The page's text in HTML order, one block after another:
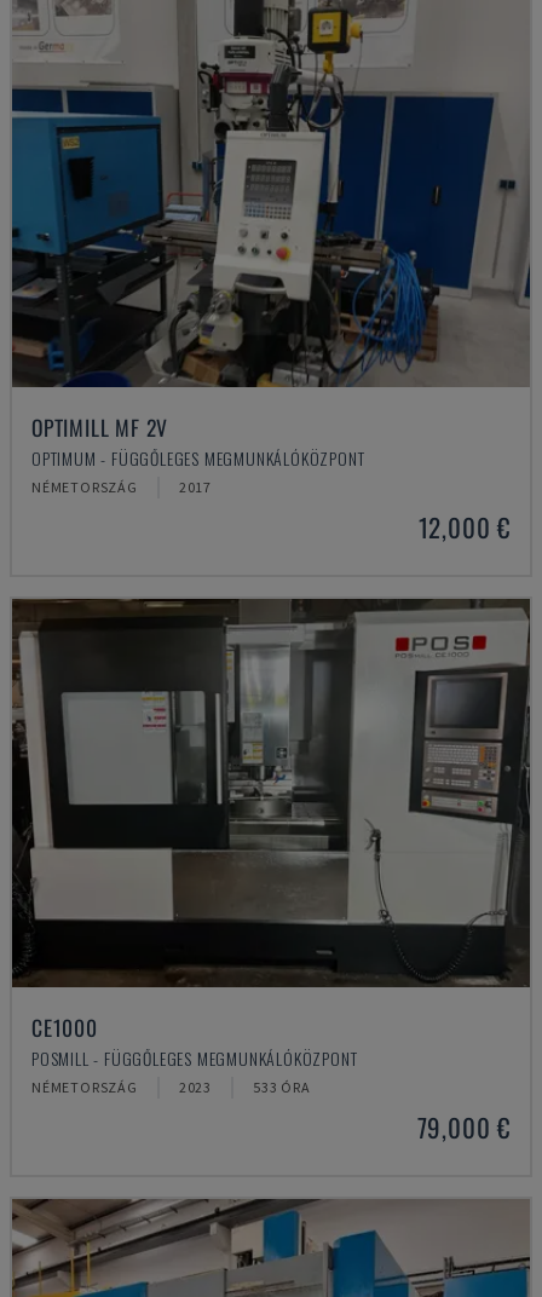
OPTIMILL MF 2V
OPTIMUM - FÜGGŐLEGES MEGMUNKÁLÓKÖZPONT
NÉMETORSZÁG 2017
12,000 €
CE1000
POSMILL - FÜGGŐLEGES MEGMUNKÁLÓKÖZPONT
NÉMETORSZÁG 2023 533 ÓRA
79,000 €